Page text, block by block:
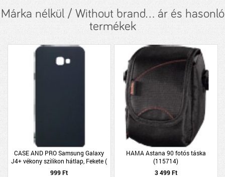
Márka nélkül / Without brand... ár és hasonló
termékek
CASE AND PRO Samsung Galaxy
J4+ vékony szilikon hátlap, Fekete (
TPU-SAM-J4-PLUS-BK)
999 Ft
HAMA Astana 90 fotós táska
(115714)
3 499 Ft